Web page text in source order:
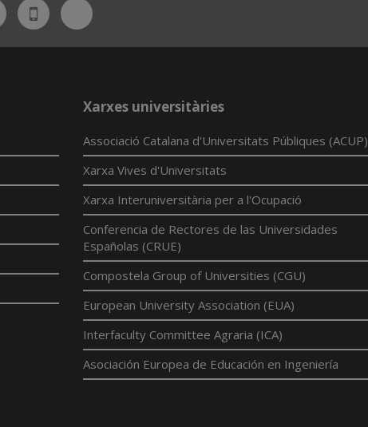
UdL
App
Bluesky
Xarxes universitàries
Associació Catalana d'Universitats Públiques (ACUP)
Xarxa Vives d'Universitats
Xarxa Interuniversitària per a l'Ocupació
Conferencia de Rectores de las Universidades
Españolas (CRUE)
Compostela Group of Universities (CGU)
European University Association (EUA)
Interfaculty Committee Agraria (ICA)
Asociación Europea de Educación en Ingeniería